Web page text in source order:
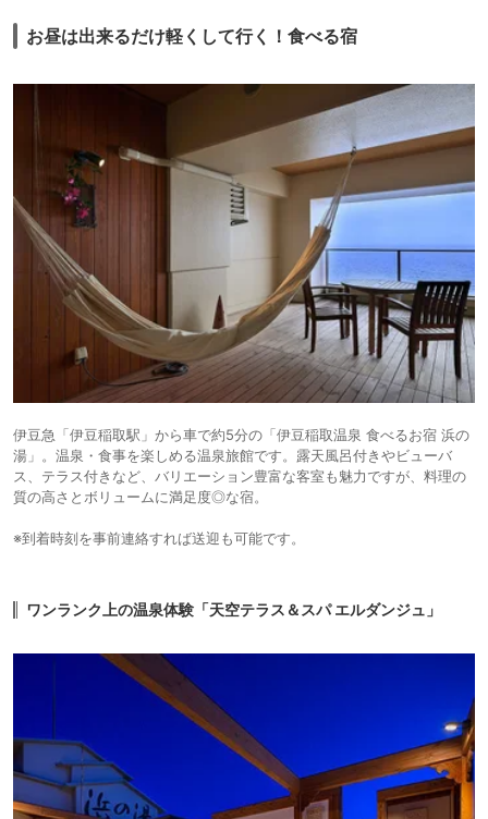
お昼は出来るだけ軽くして行く！食べる宿
伊豆急「伊豆稲取駅」から車で約5分の「伊豆稲取温泉 食べるお宿 浜の
湯」。温泉・食事を楽しめる温泉旅館です。露天風呂付きやビューバ
ス、テラス付きなど、バリエーション豊富な客室も魅力ですが、料理の
質の高さとボリュームに満足度◎な宿。
※到着時刻を事前連絡すれば送迎も可能です。
ワンランク上の温泉体験「天空テラス＆スパ エルダンジュ」